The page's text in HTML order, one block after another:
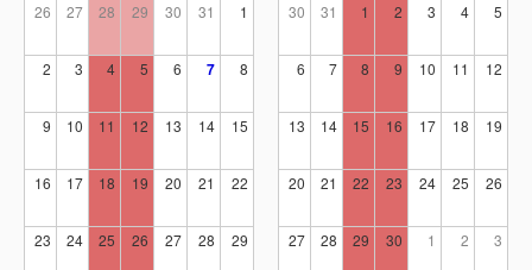
26 27 28 29 30 31 1
2 3 4 5 6 7 8
9 10 11 12 13 14 15
16 17 18 19 20 21 22
23 24 25 26 27 28 29
30 31 1 2 3 4 5
6 7 8 9 10 11 12
13 14 15 16 17 18 19
20 21 22 23 24 25 26
27 28 29 30 1 2 3